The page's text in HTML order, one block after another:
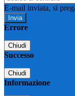
E-mail inviata, si
Errore
Chiudi
Successo
Chiudi
Informazione